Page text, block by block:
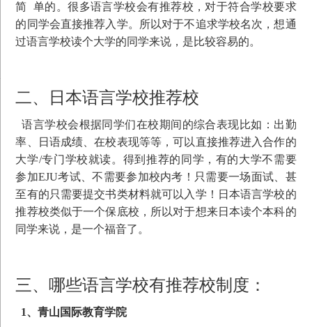
简 单的。很多语言学校会有推荐校，对于符合学校要求
的同学会直接推荐入学。所以对于不追求学校名次，想通
过语言学校读个大学的同学来说，是比较容易的。
二、日本语言学校推荐校
语言学校会根据同学们在校期间的综合表现比如：出勤
率、日语成绩、在校表现等等，可以直接推荐进入合作的
大学/专门学校就读。得到推荐的同学，有的大学不需要
参加EJU考试、不需要参加校内考！只需要一场面试、甚
至有的只需要提交书类材料就可以入学！日本语言学校的
推荐校类似于一个保底校，所以对于想来日本读个本科的
同学来说，是一个福音了。
三、哪些语言学校有推荐校制度：
1、青山国际教育学院